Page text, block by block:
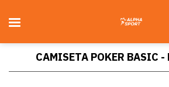
CAMISETA POKER BASIC -